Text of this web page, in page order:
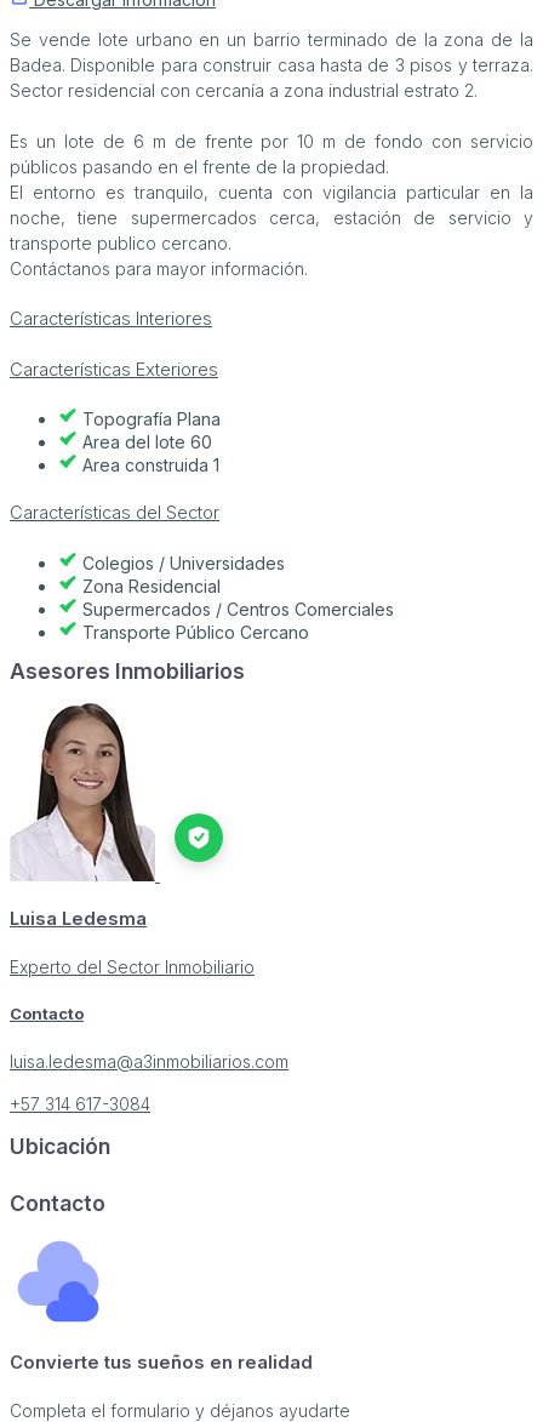
Se vende lote urbano en un barrio terminado de la zona de la
Badea. Disponible para construir casa hasta de 3 pisos y terraza.
Sector residencial con cercanía a zona industrial estrato 2.
Es un lote de 6 m de frente por 10 m de fondo con servicio
públicos pasando en el frente de la propiedad.
El entorno es tranquilo, cuenta con vigilancia particular en la
noche, tiene supermercados cerca, estación de servicio y
transporte publico cercano.
Contáctanos para mayor información.
Características Interiores
Características Exteriores
Topografía Plana
Area del lote 60
Area construida 1
Características del Sector
Colegios / Universidades
Zona Residencial
Supermercados / Centros Comerciales
Transporte Público Cercano
Asesores Inmobiliarios
Luisa Ledesma
Experto del Sector Inmobiliario
Contacto
luisa.ledesma@a3inmobiliarios.com
+57 314 617-3084
Ubicación
Contacto
Convierte tus sueños en realidad
Completa el formulario y déjanos ayudarte